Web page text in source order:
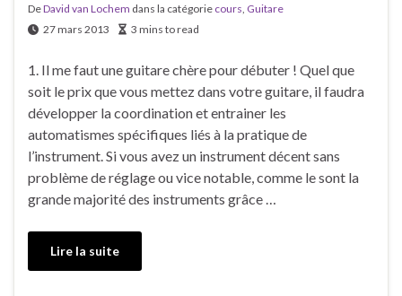
DeDavid van Lochem dans la catégorie cours Guitare
27 mars 2013
3 mins to read
1. Il me faut une guitare chère pour débuter ! Quel que
soit le prix que vous mettez dans votre guitare, il faudra
développer la coordination et entrainer les
automatismes spécifiques liés à la pratique de
l’instrument. Si vous avez un instrument décent sans
problème de réglage ou vice notable, comme le sont la
grande majorité des instruments grâce …
Lire la suite